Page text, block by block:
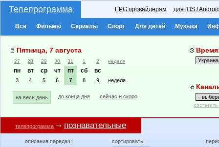
Телепрограмма EPG провайдерам для iOS /
Все Фильмы Сериалы Спорт Для детей Музыка
Пятница, 7 августа
27 28 29 30 31 1 2 неделя
пн вт ср чт пт сб вс
3 4 5 6 7 8 9 неделя
на весь день до конца дня сейчас и скоро
телепрограмма познавательные
описания передач:
сортировать: